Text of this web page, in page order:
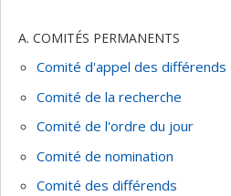
A. COMITÉS PERMANENTS
Comité d'appel des différends
Comité de la recherche
Comité de l'ordre du jour
Comité de nomination
Comité des différends